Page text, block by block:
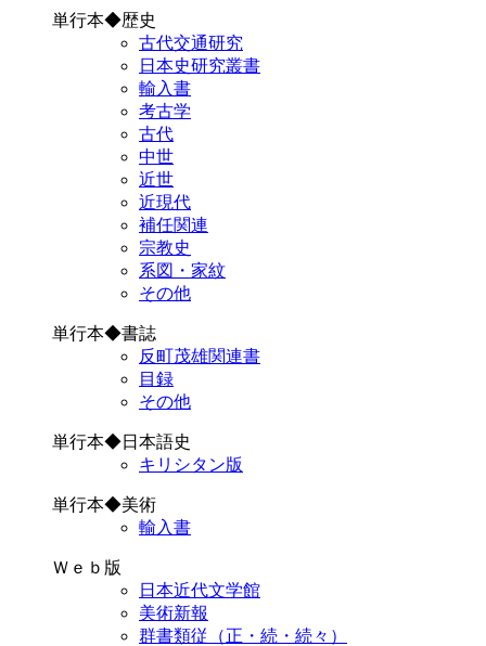
単行本◆歴史
古代交通研究
日本史研究叢書
輸入書
考古学
古代
中世
近世
近現代
補任関連
宗教史
系図・家紋
その他
単行本◆書誌
反町茂雄関連書
目録
その他
単行本◆日本語史
キリシタン版
単行本◆美術
輸入書
Ｗｅｂ版
日本近代文学館
美術新報
群書類従（正・続・続々）